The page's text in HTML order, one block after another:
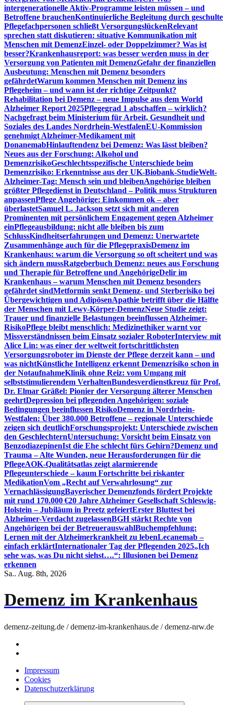
intergenerationelle Aktiv-Programme leisten müssen – und
Betroffene brauchenKontinuierliche Begleitung durch geschulte
Pflegefachpersonen schließt VersorgungslückenRelevant
sprechen statt diskutieren: situative Kommunikation mit
Menschen mit DemenzEinzel- oder Doppelzimmer? Was ist
besser?Krankenhausreport: was besser werden muss in der
Versorgung von Patienten mit DemenzGefahr der finanziellen
Ausbeutung: Menschen mit Demenz besonders
gefährdetWarum kommen Menschen mit Demenz ins
Pflegeheim – und wann ist der richtige Zeitpunkt?
Rehabilitation bei Demenz – neue Impulse aus dem World
Alzheimer Report 2025Pflegegrad 1 abschaffen – wirklich?
Nachgefragt beim Ministerium für Arbeit, Gesundheit und
Soziales des Landes Nordrhein-WestfalenEU-Kommission
genehmigt Alzheimer-Medikament mit
DonanemabHinlauftendenz bei Demenz: Was lässt bleiben?
Neues aus der Forschung: Alkohol und
DemenzrisikoGeschlechtsspezifische Unterschiede beim
Demenzrisiko: Erkenntnisse aus der UK-Biobank-StudieWelt-
Alzheimer-Tag: Mensch sein und bleibenAngehörige bleiben
größter Pflegedienst in Deutschland – Politik muss Strukturen
anpassenPflege Angehörige: Einkommen ok – aber
überlastetSamuel L. Jackson setzt sich mit anderen
Prominenten mit persönlichem Engagement gegen Alzheimer
einPflegeausbildung: nicht alle bleiben bis zum
SchlussKindheitserfahrungen und Demenz: Unerwartete
Zusammenhänge auch für die PflegepraxisDemenz im
Krankenhaus: warum die Versorgung so oft scheitert und was
sich ändern mussRatgeberbuch Demenz: neues aus Forschung
und Therapie für Betroffene und AngehörigeDelir im
Krankenhaus – warum Menschen mit Demenz besonders
gefährdet sindMetformin senkt Demenz- und Sterberisiko bei
Übergewichtigen und AdipösenApathie betrifft über die Hälfte
der Menschen mit Lewy-Körper-DemenzNeue Studie zeigt:
Trauer und finanzielle Belastungen beeinflussen Alzheimer-
RisikoPflege bleibt menschlich: Medizinethiker warnt vor
Missverständnissen beim Einsatz sozialer RoboterInterview mit
Alice Lin: was einer der weltweit fortschrittlichsten
Versorgungsroboter im Dienste der Pflege derzeit kann – und
was nichtKünstliche Intelligenz erkennt Demenzrisiko schon in
der NotaufnahmeKlinik ohne Reiz: vom Umgang mit
selbststimulierendem VerhaltenBundesverdienstkreuz für Prof.
Dr. Elmar Gräßel: Pionier der Versorgung älterer Menschen
geehrtDepression bei pflegenden Angehörigen: soziale
Bedingungen beeinflussen RisikoDemenz in Nordrhein-
Westfalen: Über 380.000 Betroffene – regionale Unterschiede
zeigen sich deutlichForschungsprojekt: Unterschiede zwischen
den GeschlechternUntersuchung: Vorsicht beim Einsatz von
BenzodiazepinenIst die Ehe schlecht fürs Gehirn?Demenz und
Trauma – Alte Wunden, neue Herausforderungen für die
PflegeAOK-Qualitätsatlas zeigt alarmierende
Pflegeunterschiede – kaum Fortschritte bei riskanter
MedikationVom „Recht auf Verwahrlosung“ zur
VernachlässigungBayerischer Demenzfonds fördert Projekte
mit rund 170.000 €20 Jahre Alzheimer Gesellschaft Schleswig-
Holstein – Jubiläum in Preetz gefeiertErster Bluttest bei
Alzheimer-Verdacht zugelassenBGH stärkt Rechte von
Angehörigen bei der BetreuerauswahlBuchempfehlung:
Lernen mit der Alzheimerkrankheit zu lebenLecanemab –
einfach erklärtInternationaler Tag der Pflegenden 2025„Ich
sehe was, was Du nicht siehst….“: Illusionen bei Demenz
erkennen
Sa.. Aug. 8th, 2026
Demenz im Krankenhaus
demenz-zeitung.de / demenz-im-krankenhaus.de / demenz-nrw.de
Impressum
Cookies
Datenschutzerklärung